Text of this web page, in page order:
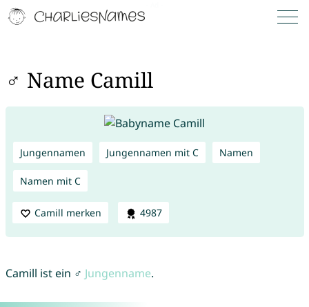
♂ Name Camill
Jungennamen Jungennamen mit C Namen
Namen mit C
Camill merken 4987
Camill ist ein ♂ Jungenname.